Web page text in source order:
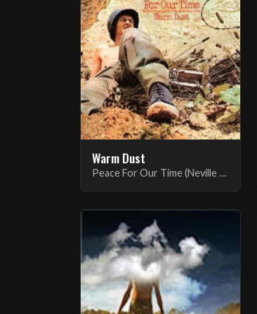
Warm Dust
Peace For Our Time (Neville Chamberlain 30th September 1938) - Digitally Remastered